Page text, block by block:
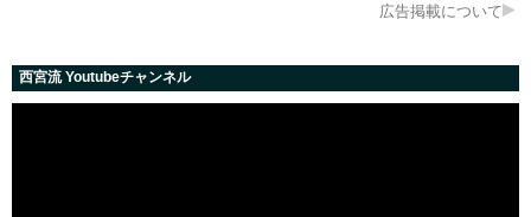
広告掲載について
西宮流 Youtubeチャンネル